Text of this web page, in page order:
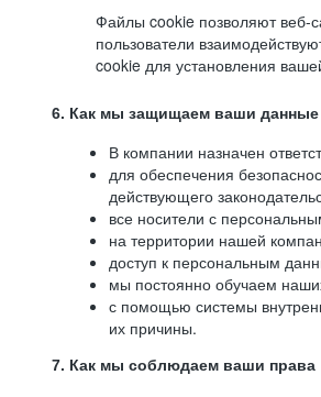
Файлы cookie позволяют веб-
пользователи
cookie для установления
6. Как мы защищаем ваши данные
В компании назначен
для обеспечения
действующего
все носители с
на территории нашей
доступ к персональным
мы постоянно обучаем
с помощью системы
их причины.
7. Как мы соблюдаем ваши права